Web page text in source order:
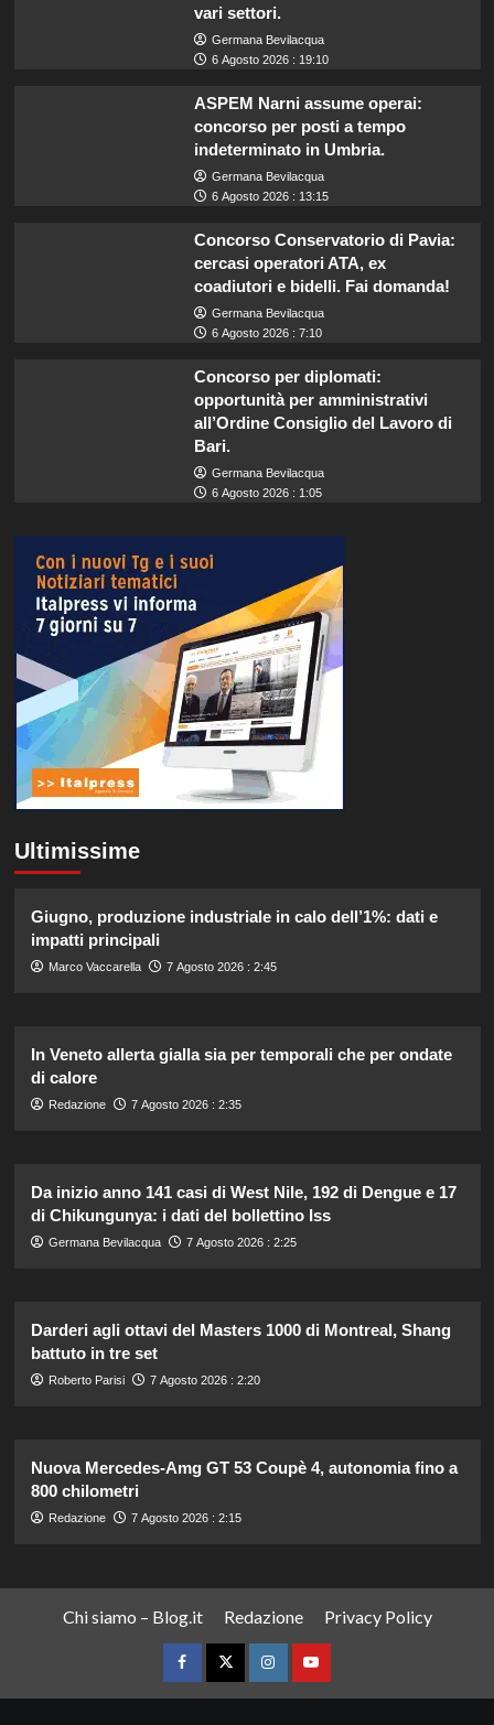
vari settori.
Germana Bevilacqua
6 Agosto 2026 : 19:10
ASPEM Narni assume operai:
concorso per posti a tempo
indeterminato in Umbria.
Germana Bevilacqua
6 Agosto 2026 : 13:15
Concorso Conservatorio di Pavia:
cercasi operatori ATA, ex
coadiutori e bidelli. Fai domanda!
Germana Bevilacqua
6 Agosto 2026 : 7:10
Concorso per diplomati:
opportunità per amministrativi
all’Ordine Consiglio del Lavoro di
Bari.
Germana Bevilacqua
6 Agosto 2026 : 1:05
Ultimissime
Giugno, produzione industriale in calo dell’1%: dati e
impatti principali
Marco Vaccarella 7 Agosto 2026 : 2:45
In Veneto allerta gialla sia per temporali che per ondate
di calore
Redazione 7 Agosto 2026 : 2:35
Da inizio anno 141 casi di West Nile, 192 di Dengue e 17
di Chikungunya: i dati del bollettino Iss
Germana Bevilacqua 7 Agosto 2026 : 2:25
Darderi agli ottavi del Masters 1000 di Montreal, Shang
battuto in tre set
Roberto Parisi 7 Agosto 2026 : 2:20
Nuova Mercedes-Amg GT 53 Coupè 4, autonomia fino a
800 chilometri
Redazione 7 Agosto 2026 : 2:15
Chi siamo – Blog.it Redazione Privacy Policy
FacebookTwitterInstagramYouTube